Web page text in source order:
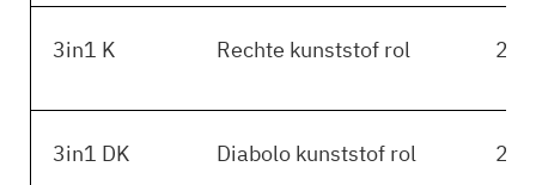
3in1 K Rechte kunststof rol
3in1 DK Diabolo kunststof rol